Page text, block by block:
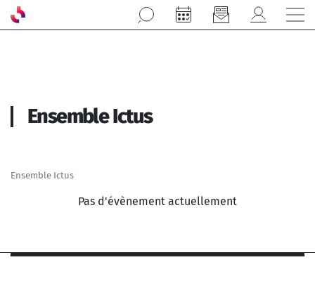
Aller au contenu principal
Ensemble Ictus
Ensemble Ictus
Pas d'évènement actuellement